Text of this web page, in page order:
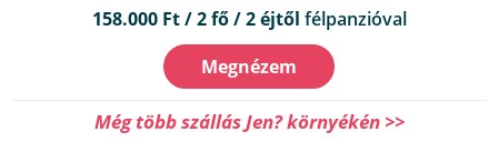
158.000 Ft / 2 fő / 2 éjtől félpanzióval
Megnézem
Még több szállás Jen? környékén >>